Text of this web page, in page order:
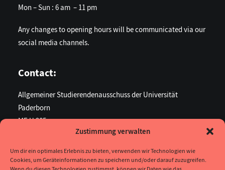
Zustimmung verwalten
Um dir ein optimales Erlebnis zu bieten, verwenden wir Technologien wie
Cookies, um Geräteinformationen zu speichern und/oder darauf zuzugreifen.
Mon – Sun : 6 am – 11 pm
Any changes to opening hours will be communicated via our
social media channels.
Contact:
Allgemeiner Studierendenausschuss der Universität
Paderborn
ME U 205
33098 Paderborn